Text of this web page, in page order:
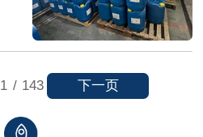
1 / 143 下一页